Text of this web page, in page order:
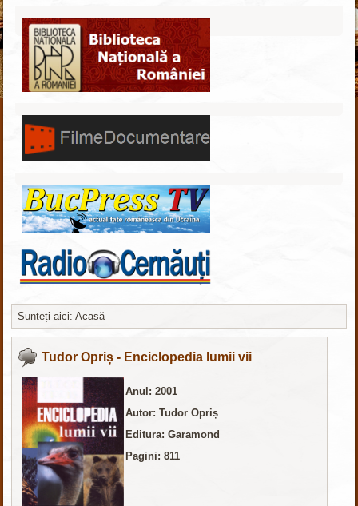
Sunteți aici:Acasă
Tudor Opriș - Enciclopedia lumii vii
Anul: 2001
Autor: Tudor Opriș
Editura: Garamond
Pagini: 811